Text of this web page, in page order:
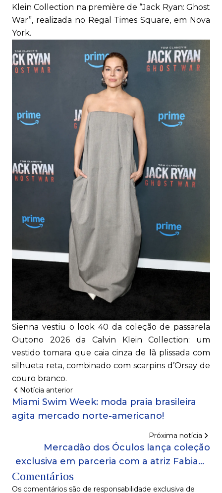
Klein Collection na première de “Jack Ryan: Ghost
War”, realizada no Regal Times Square, em Nova
York.
Sienna vestiu o look 40 da coleção de passarela
Outono 2026 da Calvin Klein Collection: um
vestido tomara que caia cinza de lã plissada com
silhueta reta, combinado com scarpins d’Orsay de
couro branco.
Notícia anterior
Miami Swim Week: moda praia brasileira
agita mercado norte-americano!
Próxima notícia
Mercadão dos Óculos lança coleção
exclusiva em parceria com a atriz Fabiana
Comentários
Os comentários são de responsabilidade exclusiva de